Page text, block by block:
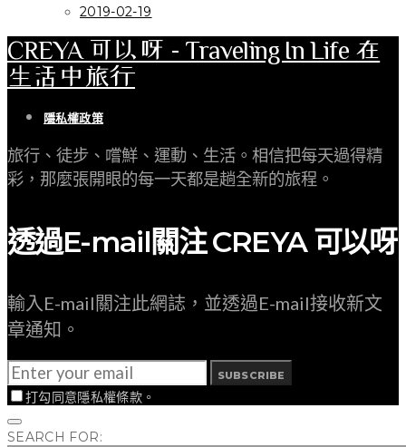
2019-02-19
CREYA 可以呀 - Traveling In Life 在
生活中旅行
隱私權政策
旅行、徒步、嚐鮮、運動、生活。相信把每天過得精
彩，那麼張開眼的每一天都是趟全新的旅程。
透過E-mail關注 CREYA 可以呀
輸入E-mail關注此網誌，並透過E-mail接收新文
章通知。
SUBSCRIBE
打勾同意隱私權條款。
SEARCH FOR: